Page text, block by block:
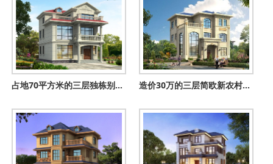
占地70平方米的三层独栋别墅设计图，小户型自建房屋效果图 造价30万的三层简欧新农村别墅设计施工图纸及效果图